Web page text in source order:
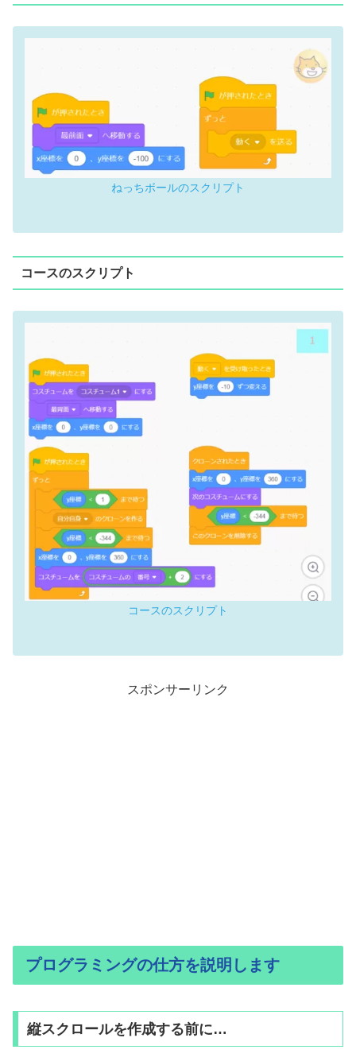
ねっちボールのスクリプト
コースのスクリプト
コースのスクリプト
スポンサーリンク
プログラミングの仕方を説明します
縦スクロールを作成する前に…